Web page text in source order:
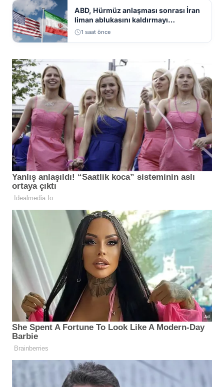
ABD, Hürmüz anlaşması sonrası İran
liman ablukasını kaldırmayı
gündemine aldı
1 saat önce